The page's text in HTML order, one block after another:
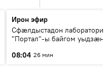
Ирон эфир
Сфæлдыстадон лаборатори
"Портал"-ы байгом уыдзæн
Æхсары куыстыты равдыст
08:04 26 мин